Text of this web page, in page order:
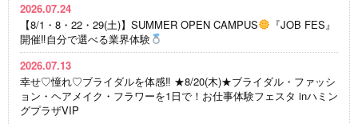
2026.07.24
【8/1・8・22・29(土)】SUMMER OPEN CAMPUS
『JOB FES』
開催‼自分で選べる業界体験
2026.07.13
幸せ♡憧れ♡ブライダルを体感‼ ★8/20(木)★ブライダル・ファッシ
ョン・ヘアメイク・フラワーを1日で！お仕事体験フェスタ inハミン
グプラザVIP